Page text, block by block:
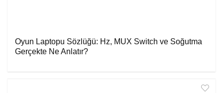
Oyun Laptopu Sözlüğü: Hz, MUX Switch ve Soğutma
Gerçekte Ne Anlatır?